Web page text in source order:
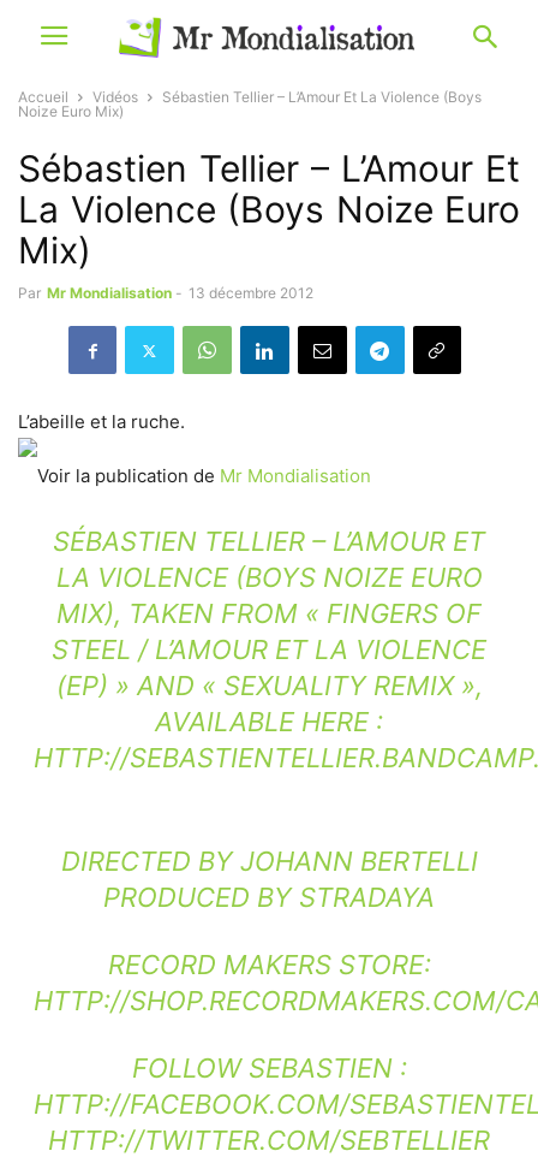
Accueil Vidéos
Sébastien Tellier – L’Amour Et La Violence (Boys
Noize Euro Mix)
Sébastien Tellier – L’Amour Et
La Violence (Boys Noize Euro
Mix)
Par Mr Mondialisation - 13 décembre 2012
L’abeille et la ruche.
Voir la publication de Mr Mondialisation
SÉBASTIEN TELLIER – L’AMOUR ET
LA VIOLENCE (BOYS NOIZE EURO
MIX), TAKEN FROM « FINGERS OF
STEEL / L’AMOUR ET LA VIOLENCE
(EP) » AND « SEXUALITY REMIX »,
AVAILABLE HERE :
HTTP://
DIRECTED BY JOHANN BERTELLI
PRODUCED BY STRADAYA
RECORD MAKERS STORE:
HTTP://SHOP.RECORDMAKERS.COM/
FOLLOW SEBASTIEN :
HTTP://FACEBOOK.COM/
HTTP://TWITTER.COM/SEBTELLIER